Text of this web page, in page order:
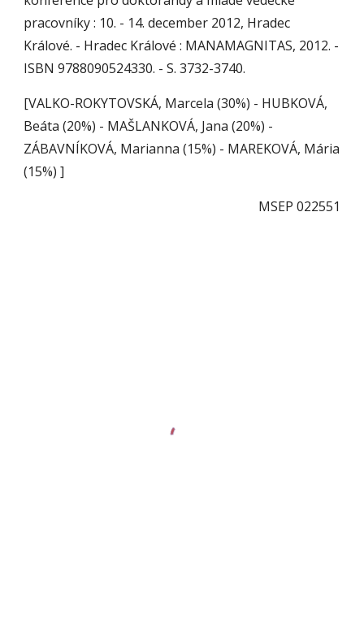
pracovníky : 10. - 14. december 2012, Hradec
Králové. - Hradec Králové : MANAMAGNITAS, 2012. -
ISBN 9788090524330. - S. 3732-3740.
[VALKO-ROKYTOVSKÁ, Marcela (30%) - HUBKOVÁ,
Beáta (20%) - MAŠLANKOVÁ, Jana (20%) -
ZÁBAVNÍKOVÁ, Marianna (15%) - MAREKOVÁ, Mária
(15%) ]
MSEP 022551